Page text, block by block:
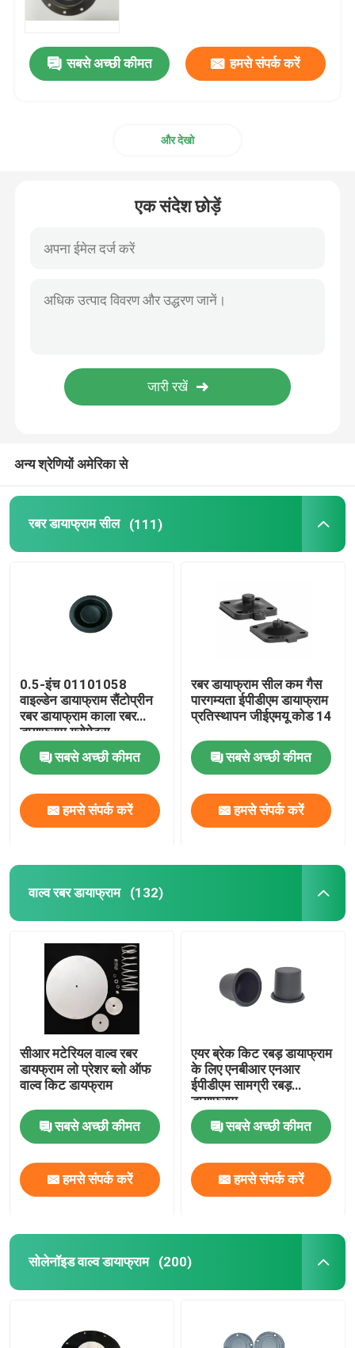
समग्र डायाफ्राम
रबर शॉक अवशोषक
स्टेनलेस स्टील लचीली नली
कम दबाव हाइड्रोलिक नली
रोलिंग डायफ्राम सील
पीतल का सोलेनोइड वाल्व
औद्योगिक पल्स वाल्व
सबसे अच्छी कीमत हमसे संपर्क करें
और देखो
एक संदेश छोड़ें
अन्य श्रेणियों अमेरिका से
रबर डायाफ्राम सील (111)
0.5-इंच 01101058
वाइल्डेन डायाफ्राम सैंटोप्रीन
रबर डायाफ्राम काला रबर
डायाफ्राम ग्रोमेट्स
सबसे अच्छी कीमत
हमसे संपर्क करें
रबर डायाफ्राम सील कम गैस
पारगम्यता ईपीडीएम डायाफ्राम
प्रतिस्थापन जीईएमयू कोड 14
सबसे अच्छी कीमत
हमसे संपर्क करें
वाल्व रबर डायाफ्राम (132)
सीआर मटेरियल वाल्व रबर
डायफ्राम लो प्रेशर ब्लो ऑफ
वाल्व किट डायफ्राम
सबसे अच्छी कीमत
हमसे संपर्क करें
एयर ब्रेक किट रबड़ डायाफ्राम
के लिए एनबीआर एनआर
ईपीडीएम सामग्री रबड़
डायाफ्राम
सबसे अच्छी कीमत
हमसे संपर्क करें
सोलेनॉइड वाल्व डायाफ्राम (200)